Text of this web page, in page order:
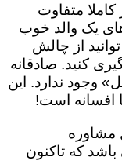
متفاوت
یک والد خوب
از چالش
کنید. صادقانه
وجود ندارد. این
افسانه است!
مشاوره
که تاکنون